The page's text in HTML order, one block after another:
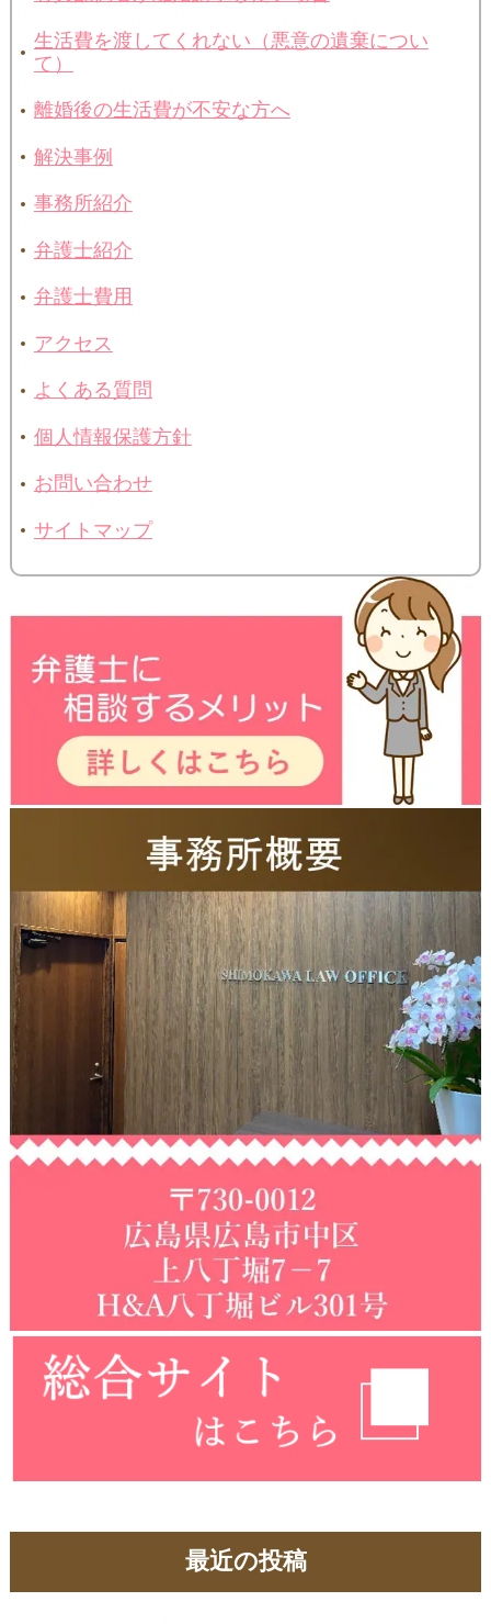
生活費を渡してくれない（悪意の遺棄につい
て）
離婚後の生活費が不安な方へ
解決事例
事務所紹介
弁護士紹介
弁護士費用
アクセス
よくある質問
個人情報保護方針
お問い合わせ
サイトマップ
最近の投稿